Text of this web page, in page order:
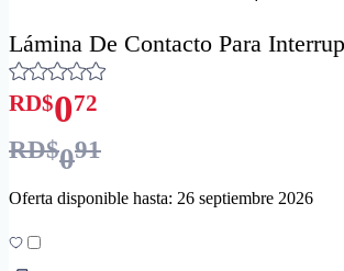
Lámina De Contacto Para
RD$072
RD$091
Oferta disponible hasta: 26 septiembre 2026